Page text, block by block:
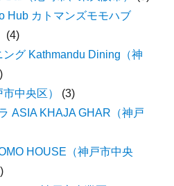
Hub カトマンズモモハブ
(4)
ング Kathmandu Dining（神
中央区）
(3)
ASIA KHAJA GHAR（神戸
HOUSE（神戸市中央